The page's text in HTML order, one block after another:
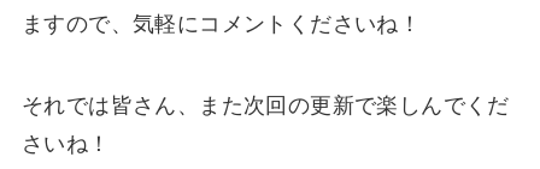
ますので、気軽にコメントくださいね！
それでは皆さん、また次回の更新で楽しんでくだ
さいね！